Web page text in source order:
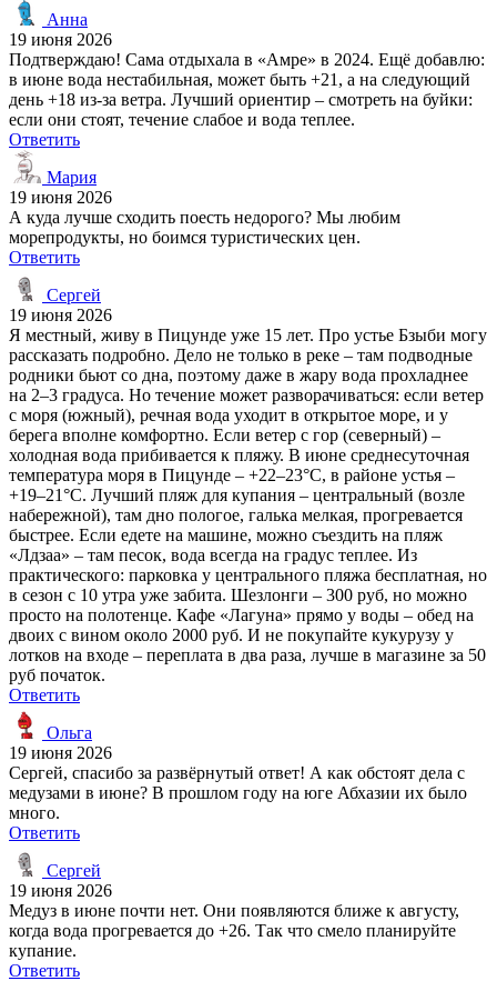
Анна
19 июня 2026
Подтверждаю! Сама отдыхала в «Амре» в 2024. Ещё добавлю:
в июне вода нестабильная, может быть +21, а на следующий
день +18 из-за ветра. Лучший ориентир – смотреть на буйки:
если они стоят, течение слабое и вода теплее.
Ответить
Мария
19 июня 2026
А куда лучше сходить поесть недорого? Мы любим
морепродукты, но боимся туристических цен.
Ответить
Сергей
19 июня 2026
Я местный, живу в Пицунде уже 15 лет. Про устье Бзыби могу
рассказать подробно. Дело не только в реке – там подводные
родники бьют со дна, поэтому даже в жару вода прохладнее
на 2–3 градуса. Но течение может разворачиваться: если ветер
с моря (южный), речная вода уходит в открытое море, и у
берега вполне комфортно. Если ветер с гор (северный) –
холодная вода прибивается к пляжу. В июне среднесуточная
температура моря в Пицунде – +22–23°C, в районе устья –
+19–21°C. Лучший пляж для купания – центральный (возле
набережной), там дно пологое, галька мелкая, прогревается
быстрее. Если едете на машине, можно съездить на пляж
«Лдзаа» – там песок, вода всегда на градус теплее. Из
практического: парковка у центрального пляжа бесплатная, но
в сезон с 10 утра уже забита. Шезлонги – 300 руб, но можно
просто на полотенце. Кафе «Лагуна» прямо у воды – обед на
двоих с вином около 2000 руб. И не покупайте кукурузу у
лотков на входе – переплата в два раза, лучше в магазине за 50
руб початок.
Ответить
Ольга
19 июня 2026
Сергей, спасибо за развёрнутый ответ! А как обстоят дела с
медузами в июне? В прошлом году на юге Абхазии их было
много.
Ответить
Сергей
19 июня 2026
Медуз в июне почти нет. Они появляются ближе к августу,
когда вода прогревается до +26. Так что смело планируйте
купание.
Ответить